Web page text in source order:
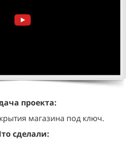
проекта:
магазина под ключ.
сделали: